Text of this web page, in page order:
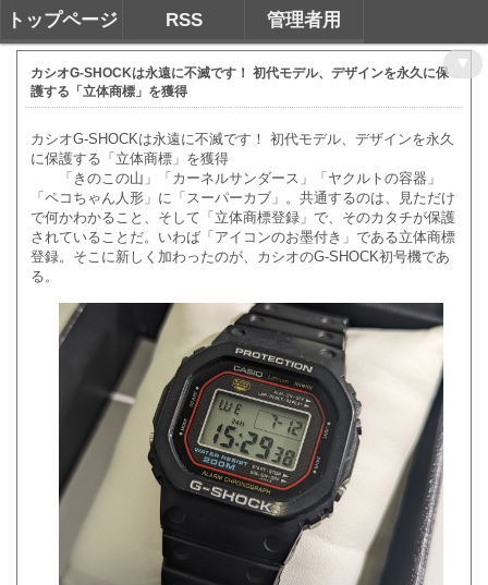
トップページ RSS 管理者用
▼
カシオG-SHOCKは永遠に不滅です！ 初代モデル、デザインを永久に保
護する「立体商標」を獲得
カシオG-SHOCKは永遠に不滅です！ 初代モデル、デザインを永久
に保護する「立体商標」を獲得
「きのこの山」「カーネルサンダース」「ヤクルトの容器」
「ペコちゃん人形」に「スーパーカブ」。共通するのは、見ただけ
で何かわかること、そして「立体商標登録」で、そのカタチが保護
されていることだ。いわば「アイコンのお墨付き」である立体商標
登録。そこに新しく加わったのが、カシオのG-SHOCK初号機であ
る。